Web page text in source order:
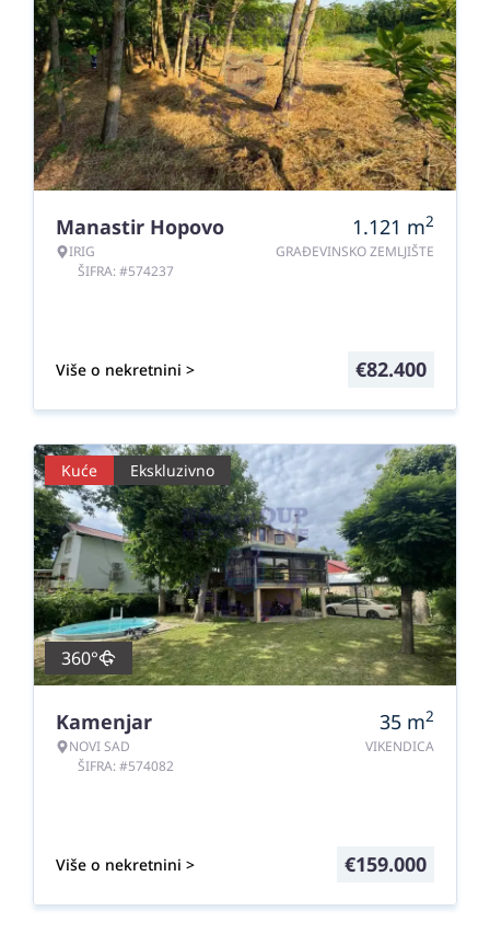
Manastir Hopovo
IRIG
ŠIFRA: #574237
1.121 m2
GRAĐEVINSKO ZEMLJIŠTE
Više o nekretnini > €82.400
Kuće Ekskluzivno
360°
Kamenjar
NOVI SAD
ŠIFRA: #574082
35 m2
VIKENDICA
Više o nekretnini > €159.000